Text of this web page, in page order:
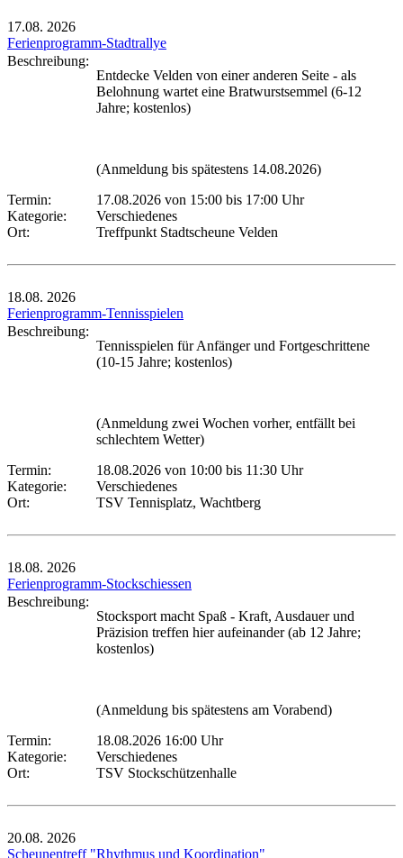
17.08. 2026
Ferienprogramm-Stadtrallye
Beschreibung:
Entdecke Velden von einer anderen Seite - als
Belohnung wartet eine Bratwurstsemmel (6-12
Jahre; kostenlos)
(Anmeldung bis spätestens 14.08.2026)
Termin:
17.08.2026 von 15:00 bis 17:00 Uhr
Kategorie:
Verschiedenes
Ort:
Treffpunkt Stadtscheune Velden
18.08. 2026
Ferienprogramm-Tennisspielen
Beschreibung:
Tennisspielen für Anfänger und Fortgeschrittene
(10-15 Jahre; kostenlos)
(Anmeldung zwei Wochen vorher, entfällt bei
schlechtem Wetter)
Termin:
18.08.2026 von 10:00 bis 11:30 Uhr
Kategorie:
Verschiedenes
Ort:
TSV Tennisplatz, Wachtberg
18.08. 2026
Ferienprogramm-Stockschiessen
Beschreibung:
Stocksport macht Spaß - Kraft, Ausdauer und
Präzision treffen hier aufeinander (ab 12 Jahre;
kostenlos)
(Anmeldung bis spätestens am Vorabend)
Termin:
18.08.2026 16:00 Uhr
Kategorie:
Verschiedenes
Ort:
TSV Stockschützenhalle
20.08. 2026
Scheunentreff "Rhythmus und Koordination"